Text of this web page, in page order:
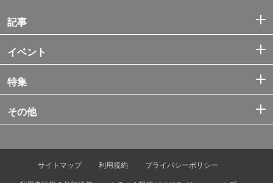
記事
イベント
特集
その他
サイトマップ 利用規約
プライバシーポリシー